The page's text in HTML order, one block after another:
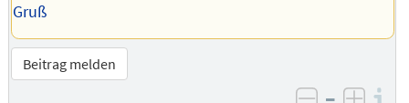
Gruß
Beitrag melden